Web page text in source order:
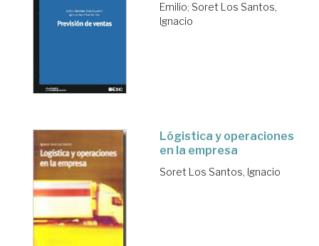
Emilio; Soret Los Santos,
Ignacio
Lógistica y operaciones
en la empresa
Soret Los Santos, Ignacio